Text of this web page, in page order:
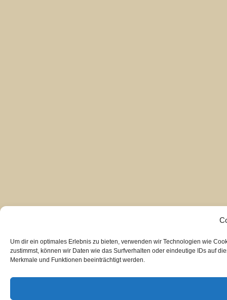
Um dir ein optimales Erlebnis zu bieten, verwenden wir Technologien wie
zustimmst, können wir Daten wie das Surfverhalten oder eindeutige IDs auf
Merkmale und Funktionen beeinträchtigt werden.